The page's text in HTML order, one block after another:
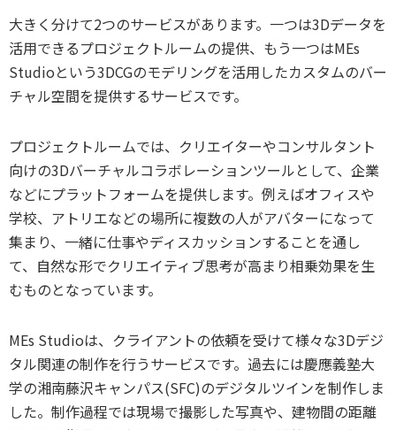
大きく分けて2つのサービスがあります。一つは3Dデータを
活用できるプロジェクトルームの提供、もう一つはMEs
Studioという3DCGのモデリングを活用したカスタムのバー
チャル空間を提供するサービスです。
プロジェクトルームでは、クリエイターやコンサルタント
向けの3Dバーチャルコラボレーションツールとして、企業
などにプラットフォームを提供します。例えばオフィスや
学校、アトリエなどの場所に複数の人がアバターになって
集まり、一緒に仕事やディスカッションすることを通し
て、自然な形でクリエイティブ思考が高まり相乗効果を生
むものとなっています。
MEs Studioは、クライアントの依頼を受けて様々な3Dデジ
タル関連の制作を行うサービスです。過去には慶應義塾大
学の湘南藤沢キャンパス(SFC)のデジタルツインを制作しま
した。制作過程では現場で撮影した写真や、建物間の距離